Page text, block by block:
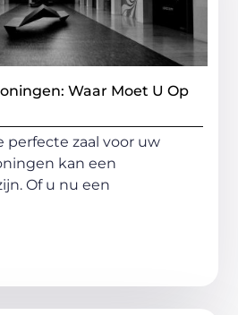
Waar Moet U Op
perfecte zaal voor uw
kan een
Of u nu een